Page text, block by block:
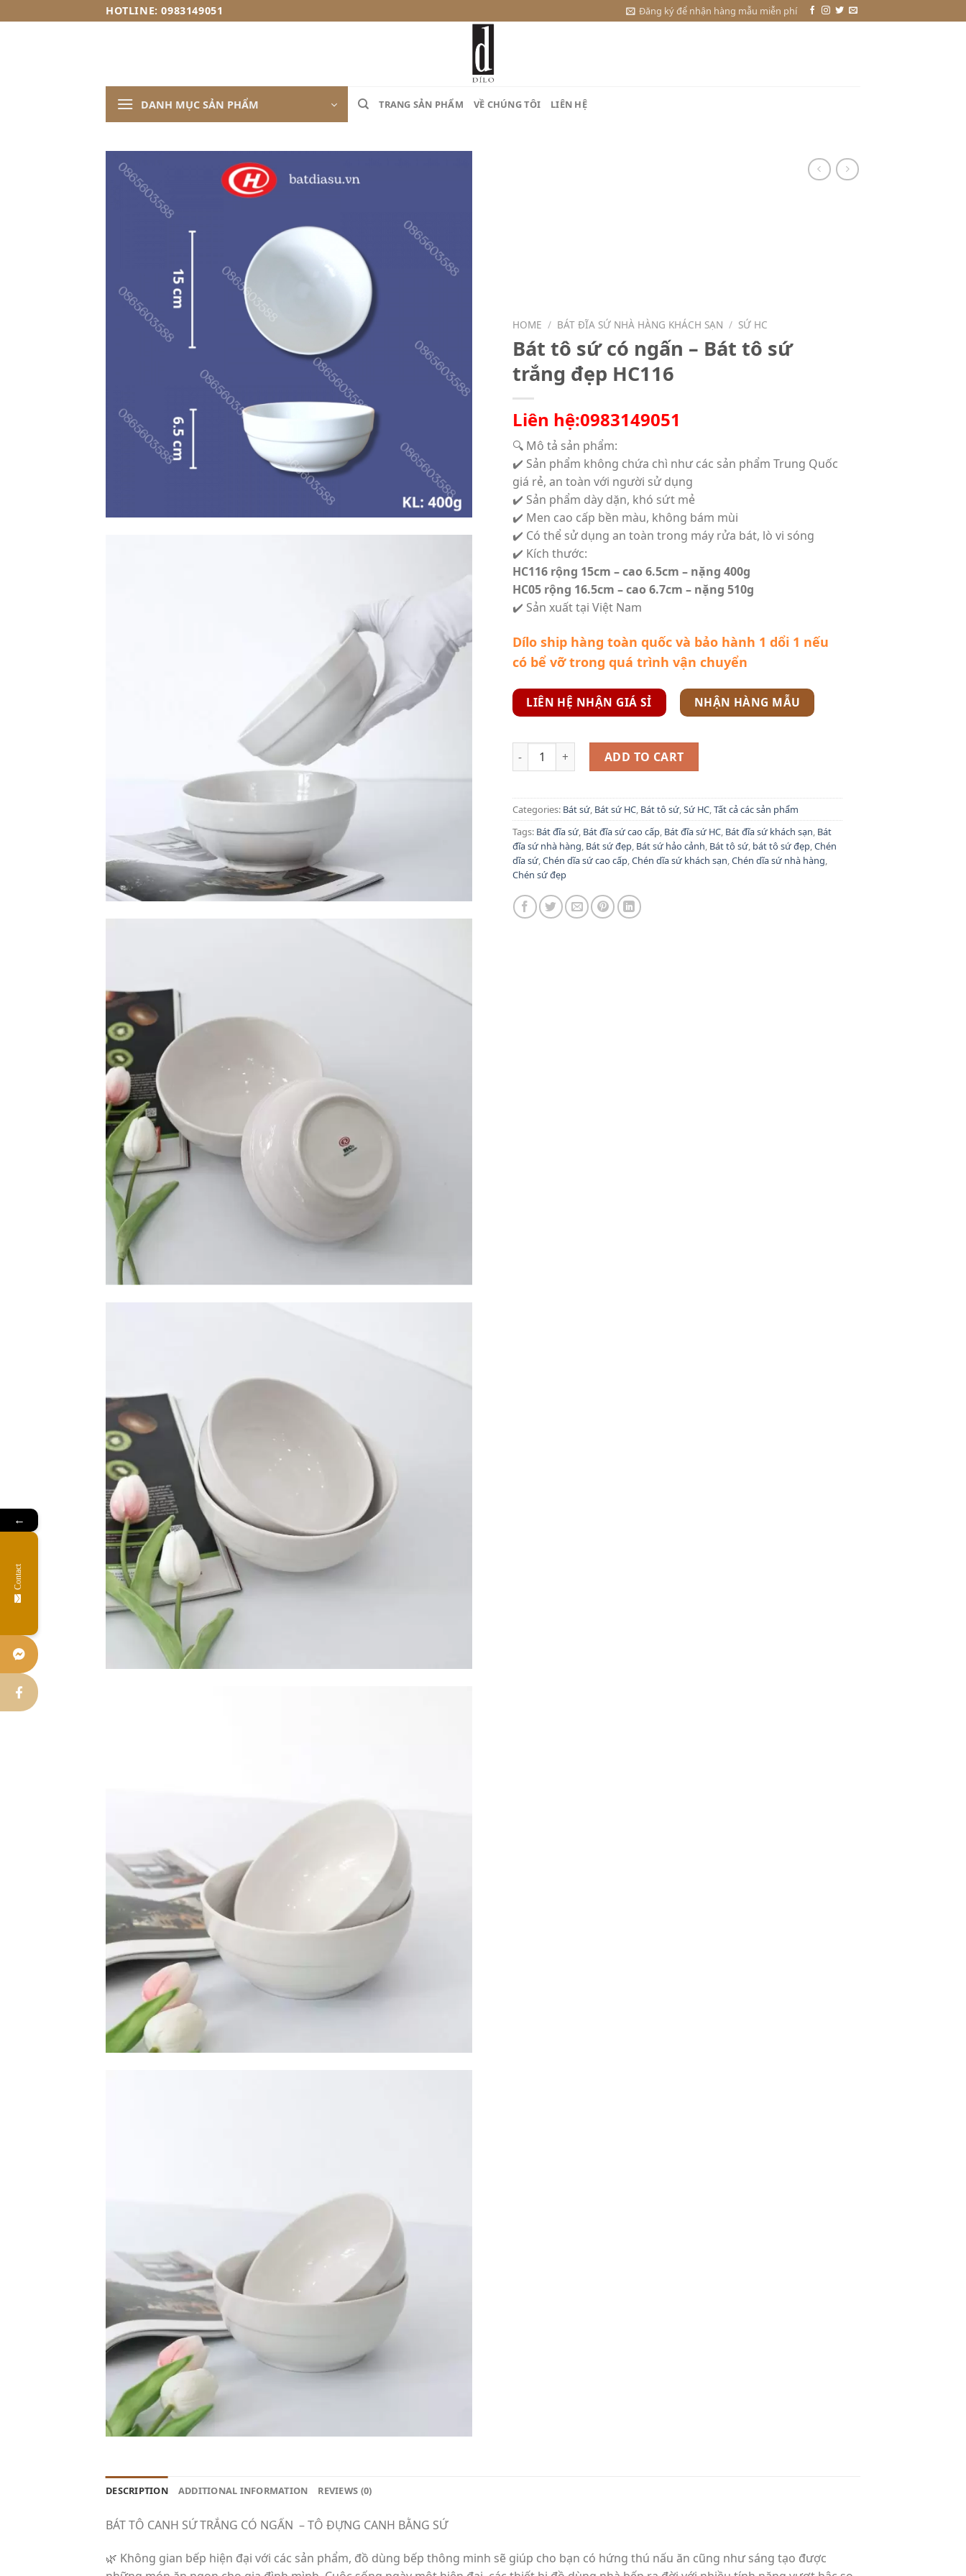
to
HOTLINE: 0983149051 Đăng ký để nhận hàng mẫu miễn phí
DANH MỤC SẢN PHẨM TRANG SẢN PHẨM VỀ CHÚNG TÔI LIÊN HỆ
HOME / BÁT ĐĨA SỨ NHÀ HÀNG KHÁCH SẠN / SỨ HC
Bát tô sứ có ngấn – Bát tô sứ
trắng đẹp HC116
Liên hệ:0983149051
🔍 Mô tả sản phẩm:
✔️ Sản phẩm không chứa chì như các sản phẩm Trung Quốc
giá rẻ, an toàn với người sử dụng
✔️ Sản phẩm dày dặn, khó sứt mẻ
✔️ Men cao cấp bền màu, không bám mùi
✔️ Có thể sử dụng an toàn trong máy rửa bát, lò vi sóng
✔️ Kích thước:
HC116 rộng 15cm – cao 6.5cm – nặng 400g
HC05 rộng 16.5cm – cao 6.7cm – nặng 510g
✔️ Sản xuất tại Việt Nam
Dílo ship hàng toàn quốc và bảo hành 1 dổi 1 nếu
có bể vỡ trong quá trình vận chuyển
LIÊN HỆ NHẬN GIÁ SỈ NHẬN HÀNG MẪU
Bát tô sứ có ngấn - Bát tô sứ trắng đẹp HC116 quantity
ADD TO CART
Categories: Bát sứ, Bát sứ HC, Bát tô sứ,Sứ HC,Tất cả các sản phẩm
Tags: Bát đĩa sứ, Bát đĩa sứ cao cấp, Bát đĩa sứ HC, Bát đĩa sứ khách sạn, Bát
đĩa sứ nhà hàng, Bát sứ đẹp, Bát sứ hảo cảnh, Bát tô sứ, bát tô sứ đẹp,Chén
dĩa sứ,Chén dĩa sứ cao cấp,Chén dĩa sứ khách sạn,Chén dĩa sứ nhà hàng,
Chén sứ đẹp
DESCRIPTION ADDITIONAL INFORMATION REVIEWS (0)
BÁT TÔ CANH SỨ TRẮNG CÓ NGẤN – TÔ ĐỰNG CANH BẰNG SỨ
🌿 Không gian bếp hiện đại với các sản phẩm, đồ dùng bếp thông minh sẽ giúp cho bạn có hứng thú nấu ăn cũng như sáng tạo được
←
Contact